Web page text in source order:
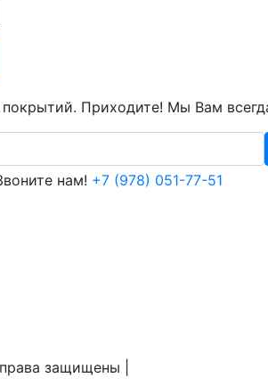
Приходите! Мы Вам
нам! +7 (978) 051-77-51
защищены